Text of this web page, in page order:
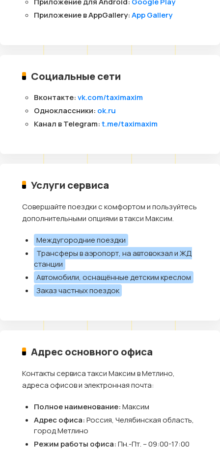
Приложение в AppGallery:App Gallery
Социальные сети
Вконтакте:vk.com/taximaxim
Одноклассники: ok.ru
Канал в Telegram:t.me/taximaxim
Услуги сервиса
Совершайте поездки с комфортом и пользуйтесь
дополнительными опциями в такси Максим.
Междугородние поездки
Трансферы в аэропорт, на автовокзал и ЖД
станции
Автомобили, оснащённые детским креслом
Заказ частных поездок
Адрес основного офиса
Контакты сервиса такси Максим в Метлино,
адреса офисов и электронная почта:
Полное наименование:Максим
Адрес офиса:Россия, Челябинская область,
город Метлино
Режим работы офиса:Пн.-Пт. – 09:00-17:00